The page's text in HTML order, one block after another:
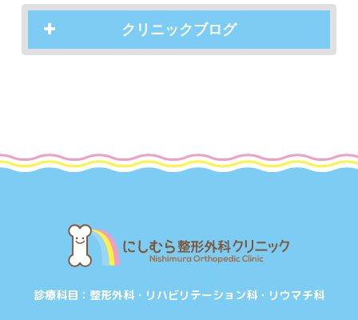
クリニックブログ
診療科目： 整形外科・リハビリテーション科・リウマチ科